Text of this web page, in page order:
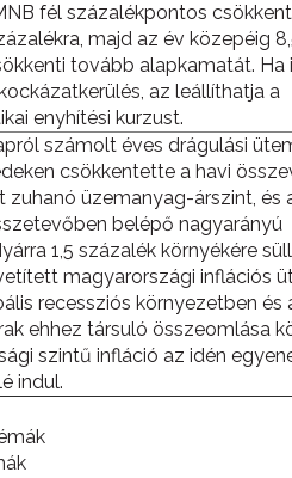
fél százalékpontos
majd az év közepéig
tovább alapkamatát. Ha
az leállíthatja a
enyhítési kurzust.
számolt éves drágulási
csökkentette a havi
zuhanó üzemanyag-árszint, és
belépő nagyarányú
1,5 százalék környékére
magyarországi inflációs
recessziós környezetben és
ehhez társuló összeomlása
szintű infláció az idén
indul.